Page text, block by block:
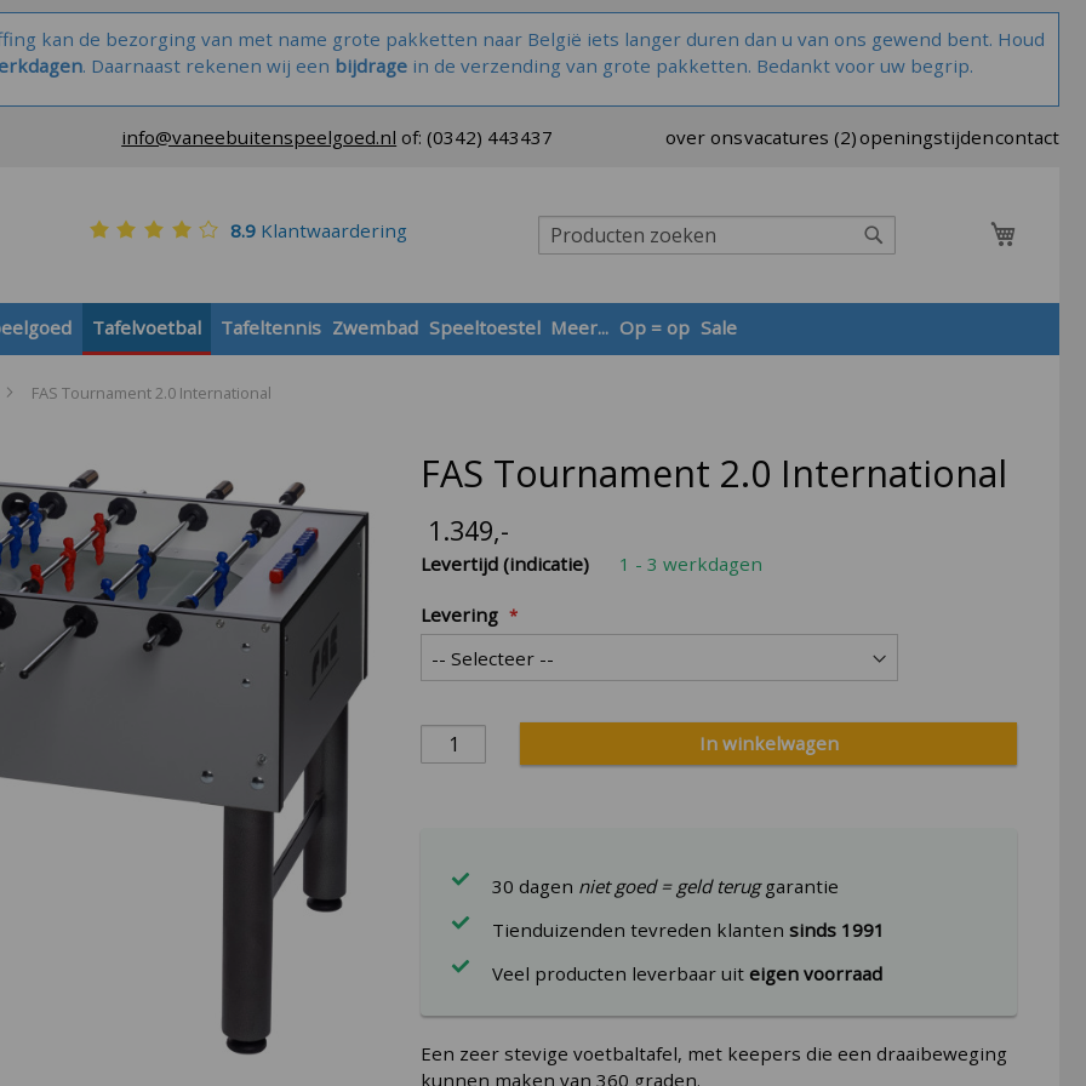
kan de bezorging van met name grote pakketten naar België iets langer duren dan u van ons gewend bent. Houd
. Daarnaast rekenen wij een bijdragein de verzending van grote pakketten. Bedankt voor uw begrip.
info@vaneebuitenspeelgoed.nl of:(0342) 443437 over onsvacatures (2)openingstijdencontact
8.9Klantwaardering
Zoek
Tafelvoetbal Tafeltennis Zwembad Speeltoestel Meer... Op = op Sale
FAS Tournament 2.0 International
FAS Tournament 2.0 International
1.349,-
Levertijd (indicatie) 1 - 3 werkdagen
Levering
In winkelwagen
30 dagen niet goed = geld teruggarantie
Tienduizenden tevreden klantensinds 1991
Veel producten leverbaar uiteigen voorraad
Een zeer stevige voetbaltafel, met keepers die een draaibeweging
kunnen maken van 360 graden.